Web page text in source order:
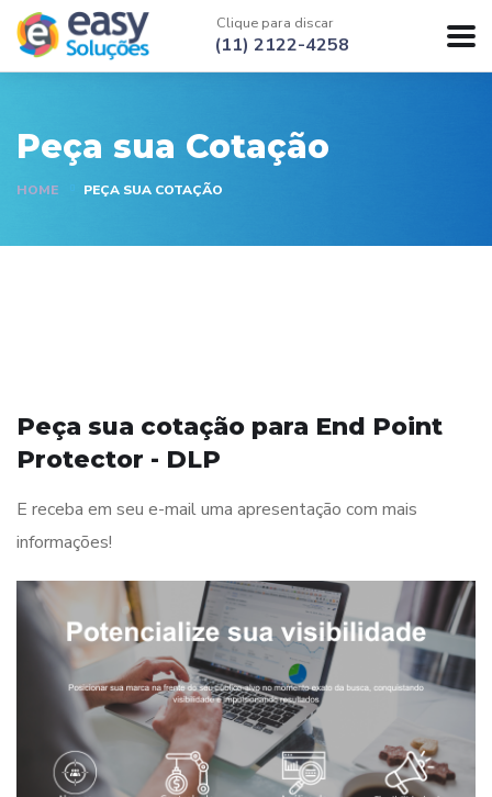
Clique para discar
(11) 2122-4258
Peça sua Cotação
HOME PEÇA SUA COTAÇÃO
Peça sua cotação para End Point
Protector - DLP
E receba em seu e-mail uma apresentação com mais
informações!